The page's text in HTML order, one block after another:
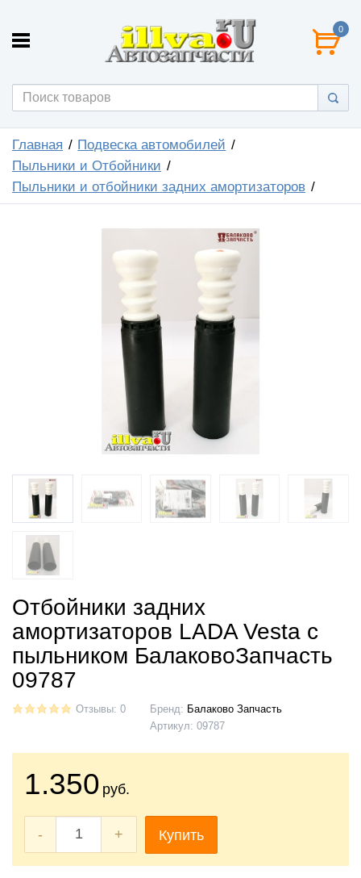
0
Главная
Подвеска автомобилей
Пыльники и Отбойники
Пыльники и отбойники задних амортизаторов
Отбойники задних
амортизаторов LADA Vesta с
пыльником БалаковоЗапчасть
09787
Отзывы: 0 Бренд: Балаково Запчасть
Артикул: 09787
1.350 руб.
- + Купить